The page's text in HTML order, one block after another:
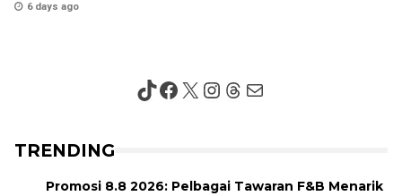
6 days ago
TikTok
Facebook
X Instagram
Threads
Mail
TRENDING
Promosi 8.8 2026: Pelbagai Tawaran F&B Menarik